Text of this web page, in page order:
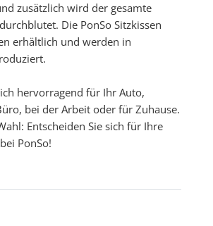
zusätzlich wird der gesamte
Die PonSo Sitzkissen
erhältlich und werden in
hervorragend für Ihr Auto,
bei der Arbeit oder für Zuhause.
Entscheiden Sie sich für Ihre
PonSo!